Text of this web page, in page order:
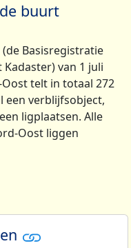
buurt
Basisregistratie
van 1 juli
telt in totaal 272
een verblijfsobject,
ligplaatsen. Alle
Oost liggen